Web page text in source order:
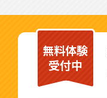
無料体験
受付中